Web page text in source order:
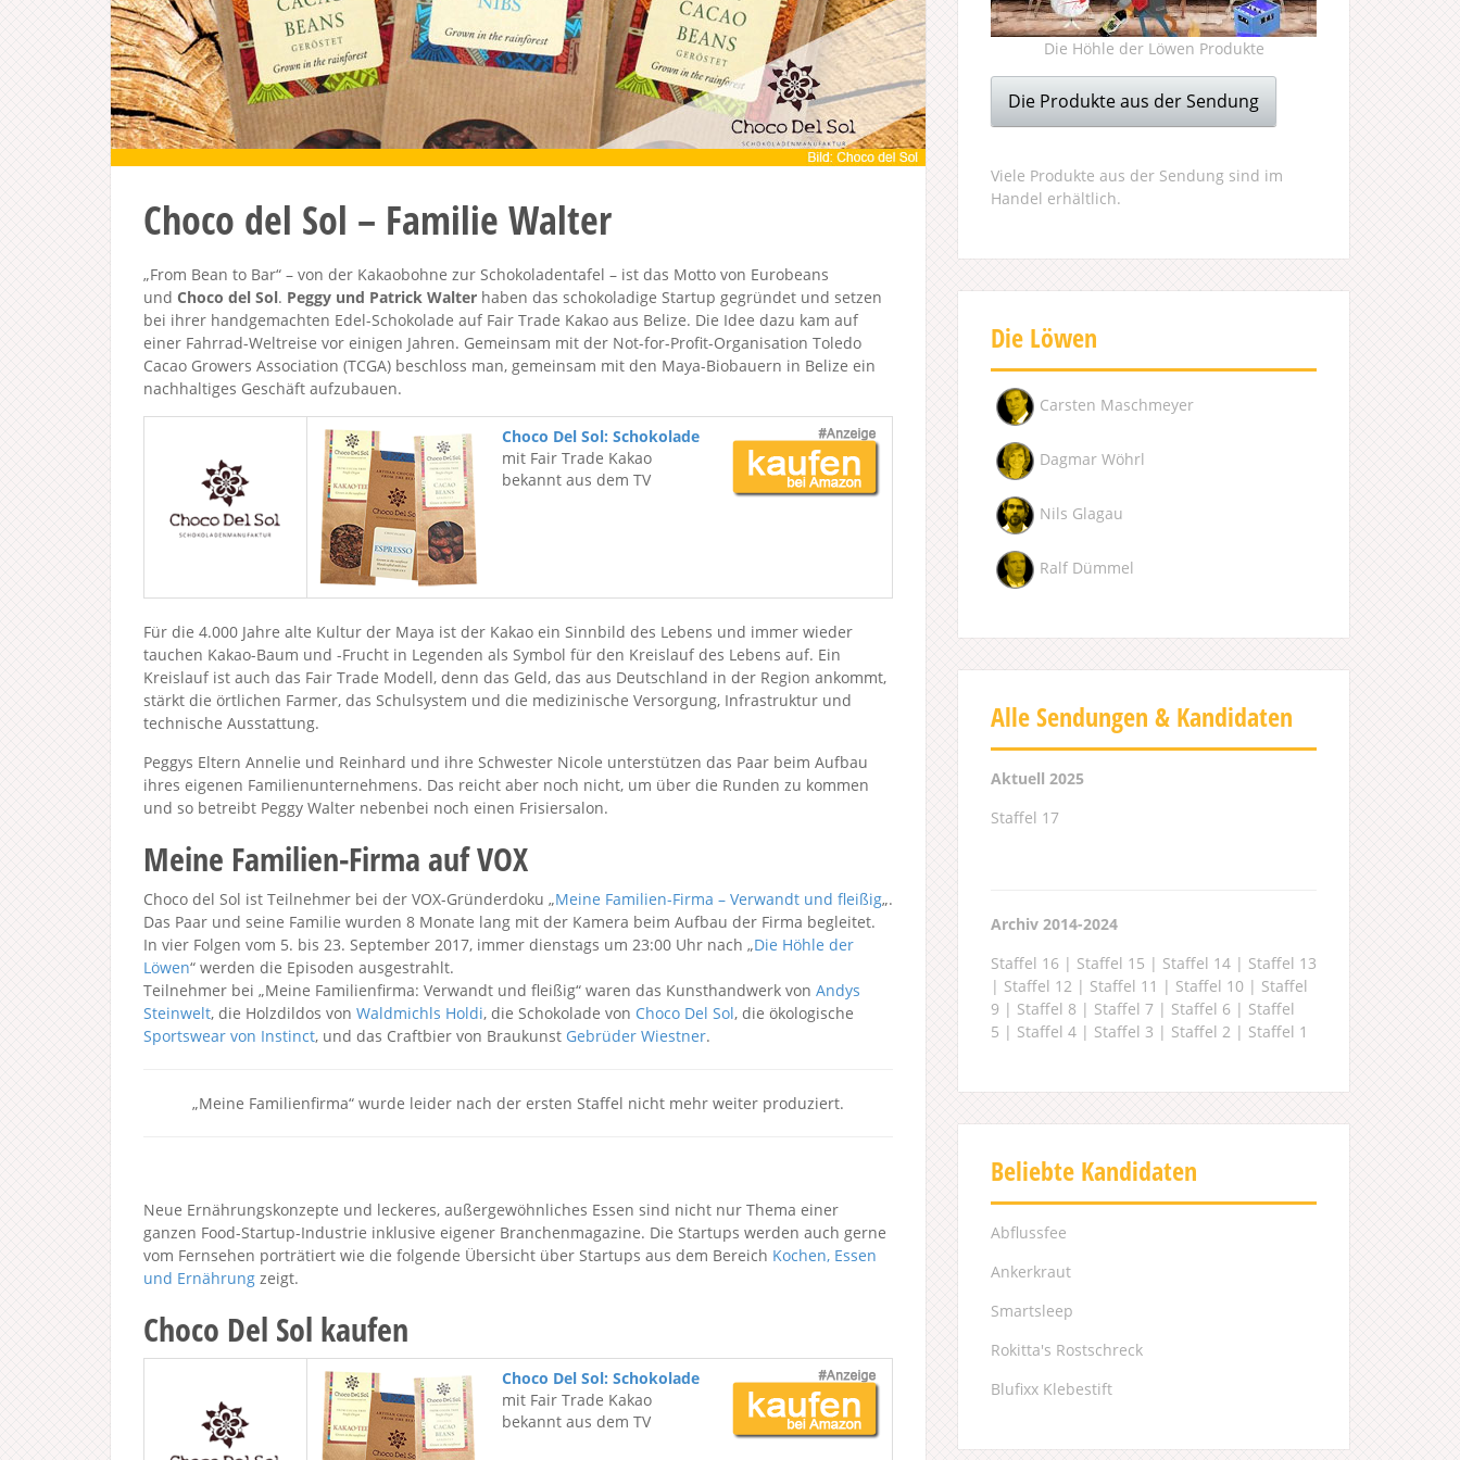
Choco del Sol – Familie Walter
„From Bean to Bar“ – von der Kakaobohne zur Schokoladentafel – ist das Motto von Eurobeans
und Choco del Sol. Peggy und Patrick Walter haben das schokoladige Startup gegründet und setzen
bei ihrer handgemachten Edel-Schokolade auf Fair Trade Kakao aus Belize. Die Idee dazu kam auf
einer Fahrrad-Weltreise vor einigen Jahren. Gemeinsam mit der Not-for-Profit-Organisation Toledo
Cacao Growers Association (TCGA) beschloss man, gemeinsam mit den Maya-Biobauern in Belize ein
nachhaltiges Geschäft aufzubauen.
Choco Del Sol: Schokolade
mit Fair Trade Kakao
bekannt aus dem TV
Für die 4.000 Jahre alte Kultur der Maya ist der Kakao ein Sinnbild des Lebens und immer wieder
tauchen Kakao-Baum und -Frucht in Legenden als Symbol für den Kreislauf des Lebens auf. Ein
Kreislauf ist auch das Fair Trade Modell, denn das Geld, das aus Deutschland in der Region ankommt,
stärkt die örtlichen Farmer, das Schulsystem und die medizinische Versorgung, Infrastruktur und
technische Ausstattung.
Peggys Eltern Annelie und Reinhard und ihre Schwester Nicole unterstützen das Paar beim Aufbau
ihres eigenen Familienunternehmens. Das reicht aber noch nicht, um über die Runden zu kommen
und so betreibt Peggy Walter nebenbei noch einen Frisiersalon.
Meine Familien-Firma auf VOX
Choco del Sol ist Teilnehmer bei der VOX-Gründerdoku „Meine Familien-Firma – Verwandt und fleißig„.
Das Paar und seine Familie wurden 8 Monate lang mit der Kamera beim Aufbau der Firma begleitet.
In vier Folgen vom 5. bis 23. September 2017, immer dienstags um 23:00 Uhr nach „Die Höhle der
Löwen“ werden die Episoden ausgestrahlt.
Teilnehmer bei „Meine Familienfirma: Verwandt und fleißig“ waren das Kunsthandwerk von Andys
Steinwelt, die Holzdildos von Waldmichls Holdi, die Schokolade von Choco Del Sol, die ökologische
Sportswear von Instinct, und das Craftbier von Braukunst Gebrüder Wiestner.
„Meine Familienfirma“ wurde leider nach der ersten Staffel nicht mehr weiter produziert.
Neue Ernährungskonzepte und leckeres, außergewöhnliches Essen sind nicht nur Thema einer
ganzen Food-Startup-Industrie inklusive eigener Branchenmagazine. Die Startups werden auch gerne
vom Fernsehen porträtiert wie die folgende Übersicht über Startups aus dem Bereich Kochen, Essen
und Ernährung zeigt.
Choco Del Sol kaufen
Choco Del Sol: Schokolade
mit Fair Trade Kakao
bekannt aus dem TV
Die Höhle der Löwen Produkte
Die Produkte aus der Sendung
Viele Produkte aus der Sendung sind im
Handel erhältlich.
Die Löwen
Carsten Maschmeyer
Dagmar Wöhrl
Nils Glagau
Ralf Dümmel
Alle Sendungen & Kandidaten
Aktuell 2025
Staffel 17
Archiv 2014-2024
Staffel 16 | Staffel 15 | Staffel 14 | Staffel 13
| Staffel 12 | Staffel 11 | Staffel 10 | Staffel
9 | Staffel 8 | Staffel 7 | Staffel 6 | Staffel
5 | Staffel 4 | Staffel 3 | Staffel 2 | Staffel 1
Beliebte Kandidaten
Abflussfee
Ankerkraut
Smartsleep
Rokitta's Rostschreck
Blufixx Klebestift